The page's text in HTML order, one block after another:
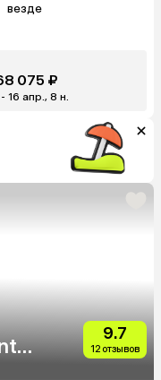
везде
075 ₽
16 апр., 8 н.
9.7
12 отзывов